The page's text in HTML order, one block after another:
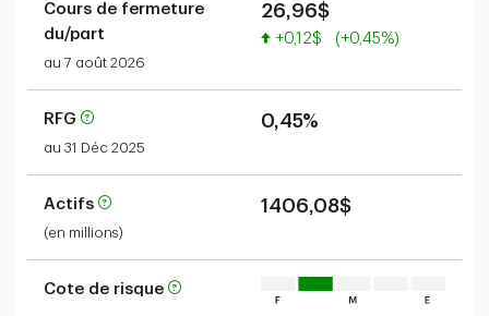
Cours de fermeture
du/part
au 7 août 2026
26,96$
Valeur accrue
+0,12$ (+0,45%)
RFG
au 31 Déc 2025
0,45%
Actifs
(en millions)
1406,08$
Cote de risque